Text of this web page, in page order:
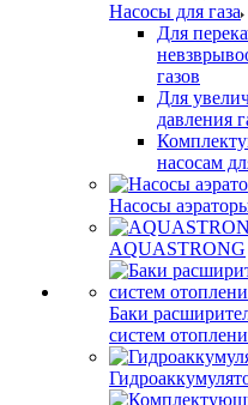
Насосы для газа
Для
газов
Для
давления
насосам
Насосы
AQUASTRONG
Баки
систем